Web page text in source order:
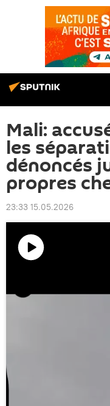
Mali:
les
dénoncés
propres
23:33 15.05.2026